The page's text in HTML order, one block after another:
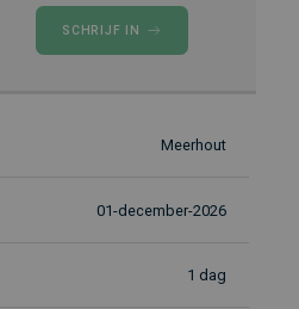
SCHRIJF IN
Meerhout
01-december-2026
1 dag